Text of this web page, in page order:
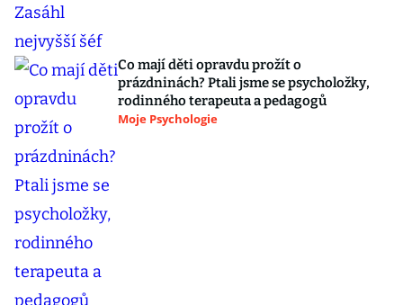
Co mají děti opravdu prožít o
prázdninách? Ptali jsme se psycholožky,
rodinného terapeuta a pedagogů
Moje Psychologie